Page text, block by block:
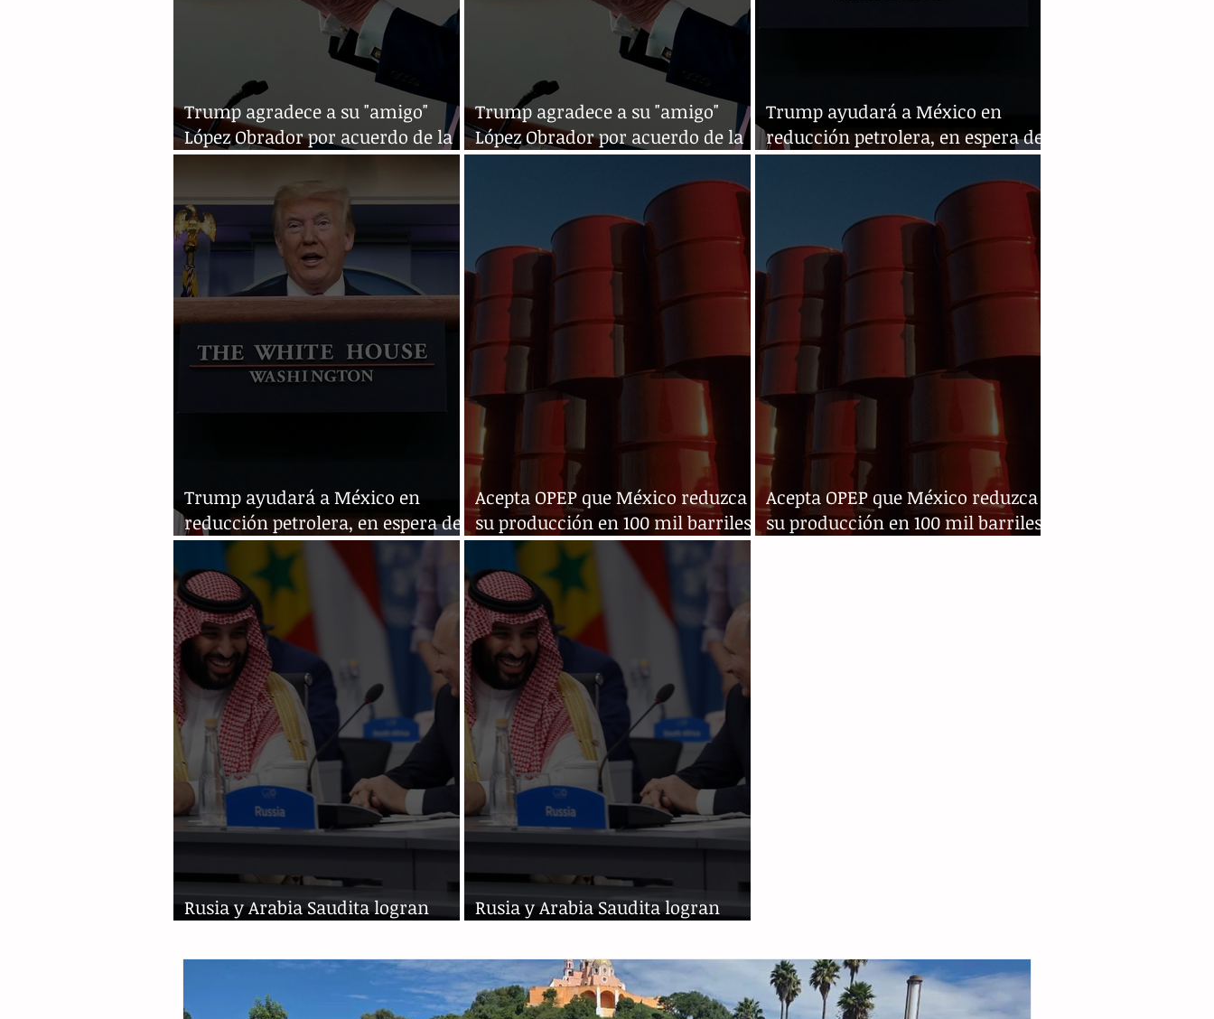
Trump agradece a su "amigo"
López Obrador por acuerdo de la
OPEP+
Trump agradece a su "amigo"
López Obrador por acuerdo de la
OPEP+
Trump ayudará a México en
reducción petrolera, en espera de
reembolso
Trump ayudará a México en
reducción petrolera, en espera de
reembolso
Acepta OPEP que México reduzca
su producción en 100 mil barriles,
AMLO
Acepta OPEP que México reduzca
su producción en 100 mil barriles,
Rusia y Arabia Saudita logran
Rusia y Arabia Saudita logran